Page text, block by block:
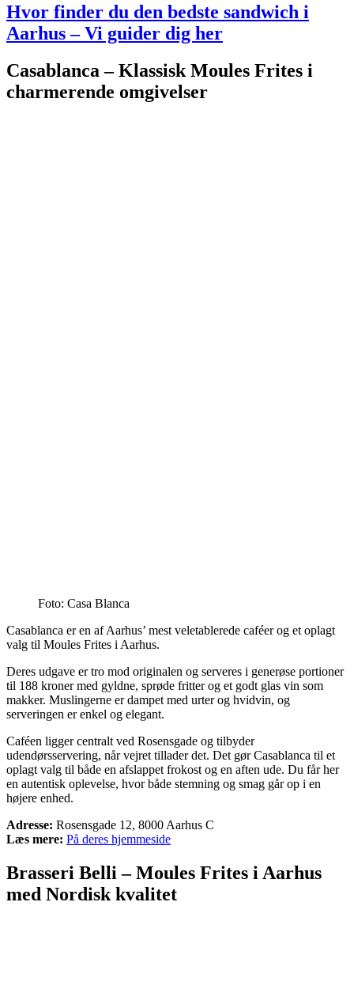
Hvor finder du den bedste sandwich i
Aarhus – Vi guider dig her
Casablanca – Klassisk Moules Frites i
charmerende omgivelser
Foto: Casa Blanca
Casablanca er en af Aarhus’ mest veletablerede caféer og et oplagt
valg til Moules Frites i Aarhus.
Deres udgave er tro mod originalen og serveres i generøse portioner
til 188 kroner med gyldne, sprøde fritter og et godt glas vin som
makker. Muslingerne er dampet med urter og hvidvin, og
serveringen er enkel og elegant.
Caféen ligger centralt ved Rosensgade og tilbyder
udendørsservering, når vejret tillader det. Det gør Casablanca til et
oplagt valg til både en afslappet frokost og en aften ude. Du får her
en autentisk oplevelse, hvor både stemning og smag går op i en
højere enhed.
Adresse: Rosensgade 12, 8000 Aarhus C
Læs mere: På deres hjemmeside
Brasseri Belli – Moules Frites i Aarhus
med Nordisk kvalitet